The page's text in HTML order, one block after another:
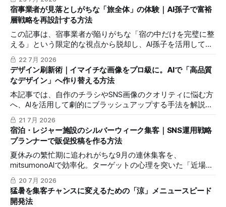
高付加価値な文化体験プランを企画し、付帯収入と顧客満足
度の向上を実現する手順を解説します。
宿事業者が見落としがちな「旅全体」の体験｜AI孫子で富裕
層戦略を再設計する方法
この記事は、宿事業者が陥りがちな「宿の中だけを完璧に整
える」という限定的な視点から脱却し、AI孫子を活用して
「旅全体」の顧客体験を再定義し、富裕層の獲得を目指すた
めの具体的な活用法を解説します。宿の経営者、プロデュー
サー、そして顧客体験の向上を目指す全ての方に役立つ内容
です。
22 7月 2026
デザイン刷新術｜イマイチな画像をプロ級に。AIで「高品質
なデザイン」へ作り替える方法
本記事では、自作のチラシやSNS画像のクオリティに悩む方
へ、AIを活用して劇的にブラッシュアップする手法を解説し
ます。
21 7月 2026
宿泊・レジャー施設のシルバーウィーク集客｜SNS運用戦略
プランナーで販促投稿を作る方法
夏休みの繁忙期に追われがちな9月の連休集客を、
mitsumonoAIで効率化。ターゲットの心理を突いた「近場旅
行」の訴求プランをSNS運用戦略プランナーで構築する方法
を解説します。
20 7月 2026
猛暑を集客チャンスに変えるための「涼」メニュースピード
開発法